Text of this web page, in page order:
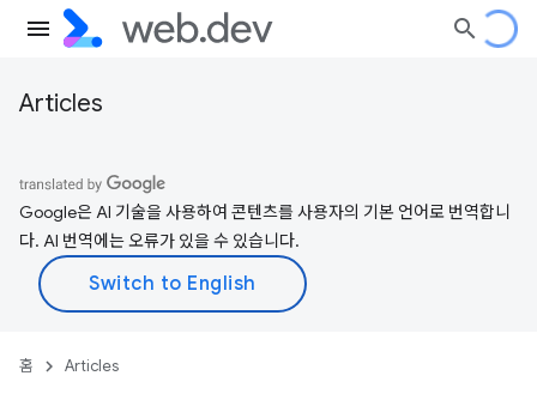
Articles
Google은 AI 기술을 사용하여 콘텐츠를 사용자의 기본 언어로 번역합니
다. AI 번역에는 오류가 있을 수 있습니다.
홈 Articles